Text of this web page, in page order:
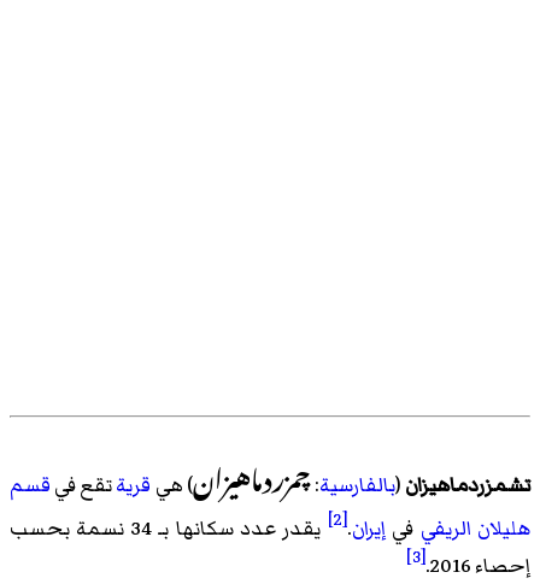
تشمزردماهيزان(بالفارسية:چمزردماهیزان) هي قريةتقع فيقسم
هليلان الريفي فيإيران.
[2]
يقدر عدد سكانها بـ 34 نسمة بحسب
إحصاء 2016
.
[3]